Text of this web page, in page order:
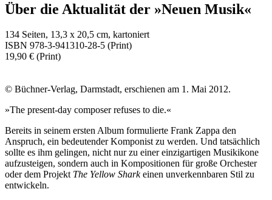
Über die Aktualität der »Neuen Musik«
134 Seiten, 13,3 x 20,5 cm, kartoniert
ISBN 978-3-941310-28-5 (Print)
19,90 € (Print)
© Büchner-Verlag, Darmstadt, erschienen am 1. Mai 2012.
»The present-day composer refuses to die.«
Bereits in seinem ersten Album formulierte Frank Zappa den
Anspruch, ein bedeutender Komponist zu werden. Und tatsächlich
sollte es ihm gelingen, nicht nur zu einer einzigartigen Musikikone
aufzusteigen, sondern auch in Kompositionen für große Orchester
oder dem Projekt The Yellow Sharkeinen unverkennbaren Stil zu
entwickeln.